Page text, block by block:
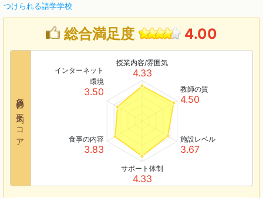
つけられる語学学校
総合満足度 4.00
各項目の平均スコア
授業内容/雰囲気
4.33
教師の質
4.50
施設レベル
3.67
サポート体制
4.33
食事の内容
3.83
インターネット
環境
3.50